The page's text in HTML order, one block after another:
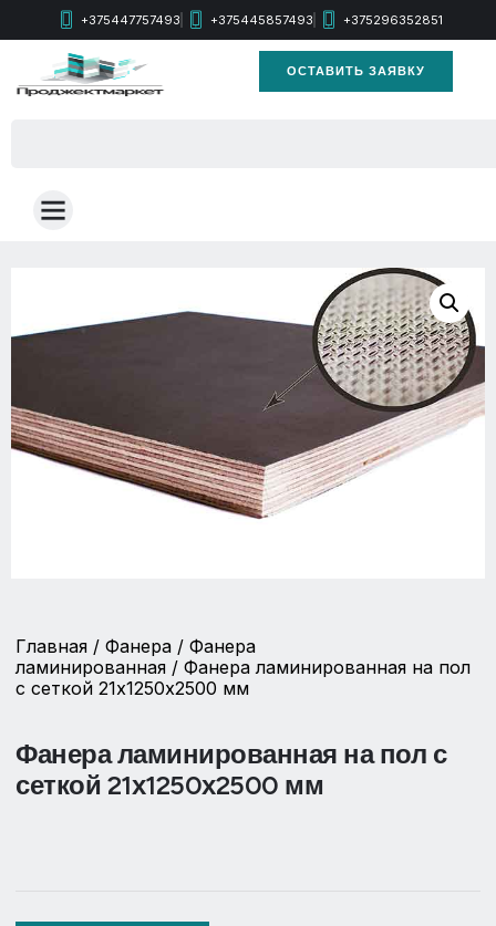
+375447757493 +375445857493 +375296352851
ОСТАВИТЬ ЗАЯВКУ
Главная / Фанера / Фанера
ламинированная / Фанера ламинированная на пол
с сеткой 21х1250х2500 мм
Фанера ламинированная на пол с
сеткой 21х1250х2500 мм